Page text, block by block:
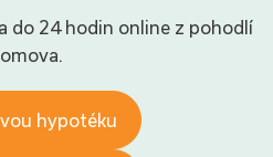
do 24 hodin online z pohodlí
hypotéku